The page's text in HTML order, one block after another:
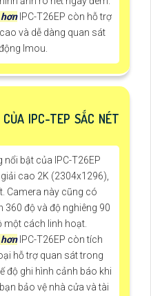
IPC-T26EP còn hỗ trợ
và dễ dàng quan sát
Imou.
IPC-TEP SẮC NÉT
bật của IPC-T26EP
cao 2K (2304x1296),
Camera này cũng có
độ và độ nghiêng 90
một cách linh hoạt.
IPC-T26EP còn tích
hỗ trợ quan sát trong
độ ghi hình cảnh báo khi
bảo vệ nhà cửa và tài